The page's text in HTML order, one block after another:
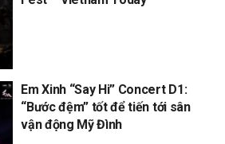
Em Xinh “Say Hi” Concert D1:
“Bước đệm” tốt để tiến tới sân
vận động Mỹ Đình